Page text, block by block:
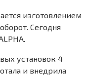
изготовлением
Сегодня
установок 4
и внедрила